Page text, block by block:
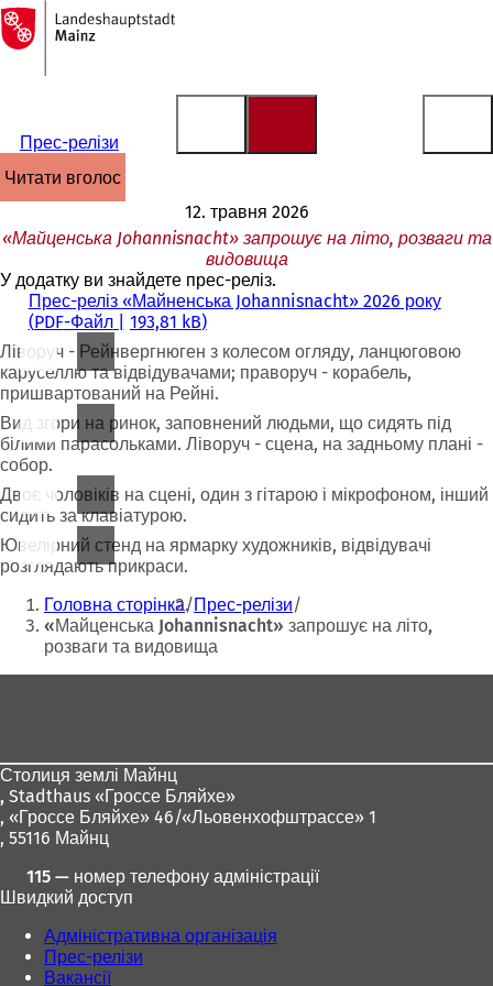
Перейти до змісту
На
головну
сторінку
Прес-релізи
читати вголос
12. травня 2026
«Майценська Johannisnacht» запрошує на літо, розваги та
видовища
У додатку ви знайдете прес-реліз.
Прес-реліз «Майненська Johannisnacht» 2026 року
PDF-Файл
193,81 kB
Ліворуч - Рейнвергнюген з колесом огляду, ланцюговою
каруселлю та відвідувачами; праворуч - корабель,
пришвартований на Рейні.
Вид згори на ринок, заповнений людьми, що сидять під
білими парасольками. Ліворуч - сцена, на задньому плані -
собор.
Двоє чоловіків на сцені, один з гітарою і мікрофоном, інший
сидить за клавіатурою.
Ювелірний стенд на ярмарку художників, відвідувачі
розглядають прикраси.
Ти
тут:
Головна сторінка Прес-релізи
«Майценська Johannisnacht» запрошує на літо,
розваги та видовища
Столиця землі Майнц
, Stadthaus «Гроссе Бляйхе»
, «Гроссе Бляйхе» 46/«Льовенхофштрассе» 1
, 55116 Майнц
115 — номер телефону адміністрації
Швидкий доступ
Адміністративна організація
Прес-релізи
Вакансії